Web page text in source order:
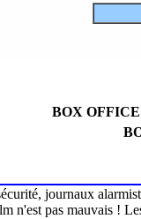
BOX
journaux
n'est pas mauvais !